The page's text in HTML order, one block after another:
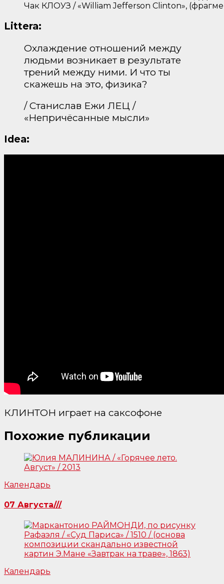
Чак КЛОУЗ / «William Jefferson Clinton»,
Littera:
Охлаждение отношений между
людьми возникает в результате
трений между ними. И что ты
скажешь на это, физика?
/ Станислав Ежи ЛЕЦ /
«Непричёсанные мысли»
Idea:
КЛИНТОН играет на саксофоне
Похожие публикации
Календарь
07 Августа///
Календарь